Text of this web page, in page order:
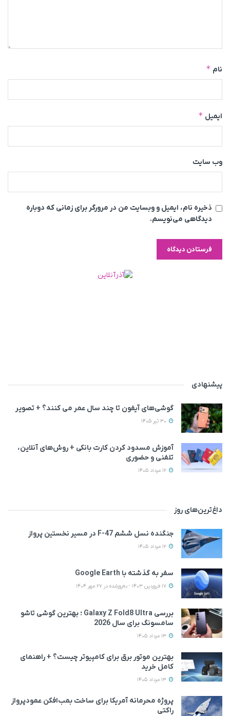
نام *
ایمیل *
وب‌ سایت
ذخیره نام، ایمیل و وبسایت من در مرورگر برای زمانی که دوباره
دیدگاهی می‌نویسم.
پیشنهادی
گوشی‌های آیفون تا چند سال عمر می‌ کنند؟ + تصویر
آموزش مسدود کردن کارت بانکی + روش‌های آنلاین،
تلفنی و حضوری
داغ‌ترین‌های روز
جنگنده نسل ششم F-47 در مسیر نخستین پرواز
سفر به گذشته با Google Earth
بررسی Galaxy Z Fold8 Ultra ؛ بهترین گوشی تاشو
سامسونگ برای سال 2026
بهترین موتور برق برای کامپیوتر چیست؟ + راهنمای
کامل خرید
پروژه محرمانه آمریکا برای ساخت بمب‌افکن عمودپرواز
راکتی